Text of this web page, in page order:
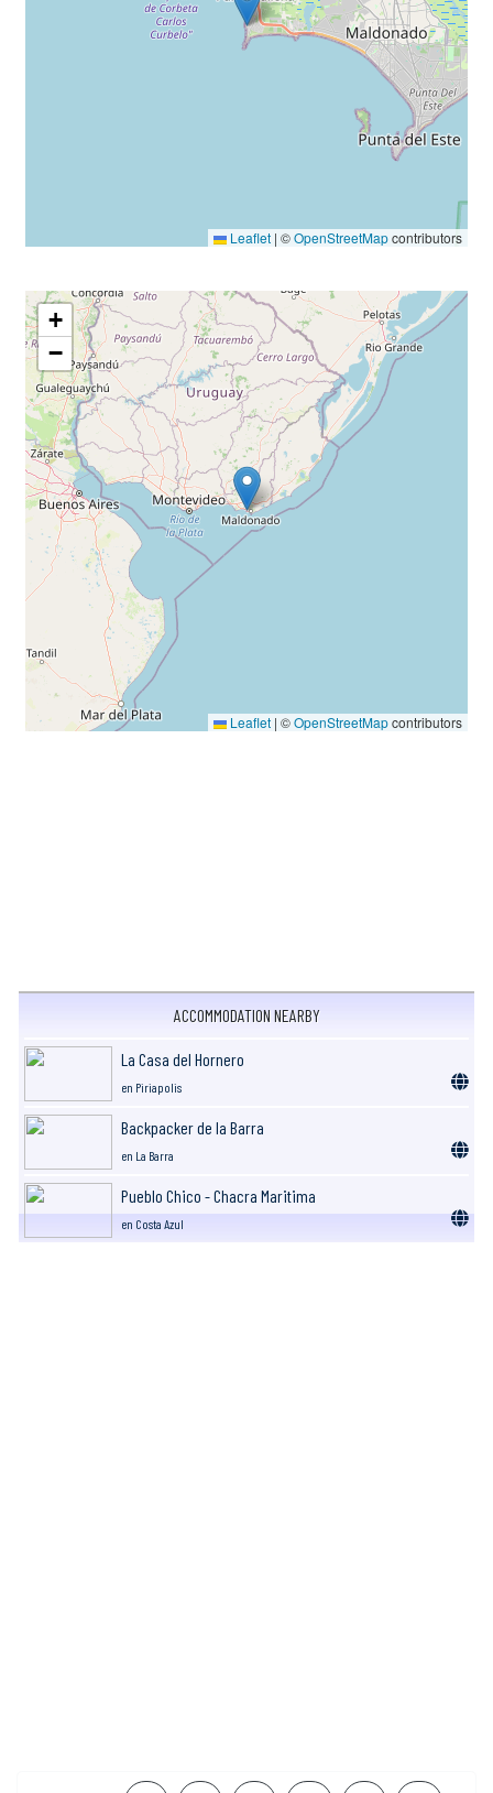
Leaflet | ©OpenStreetMapcontributors
+
−
Leaflet | ©OpenStreetMapcontributors
ACCOMMODATION NEARBY
La Casa del Hornero
en Piriapolis
Backpacker de la Barra
en La Barra
Pueblo Chico - Chacra Maritima
en Costa Azul